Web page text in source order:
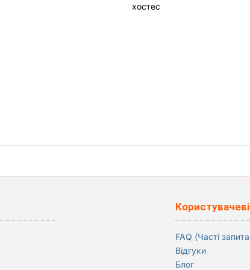
хостес
Користувачеві
FAQ (Часті
Відгуки
Блог